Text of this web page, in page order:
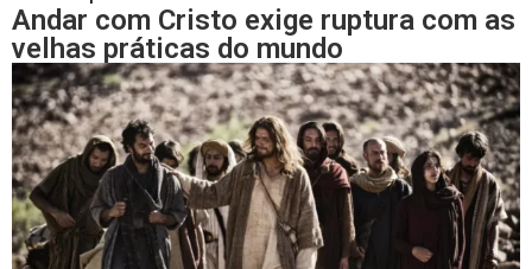
Andar com Cristo exige ruptura com as
velhas práticas do mundo